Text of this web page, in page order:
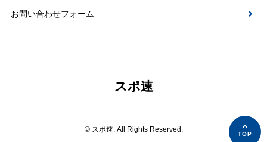
お問い合わせフォーム
スポ速
© スポ速. All Rights Reserved.